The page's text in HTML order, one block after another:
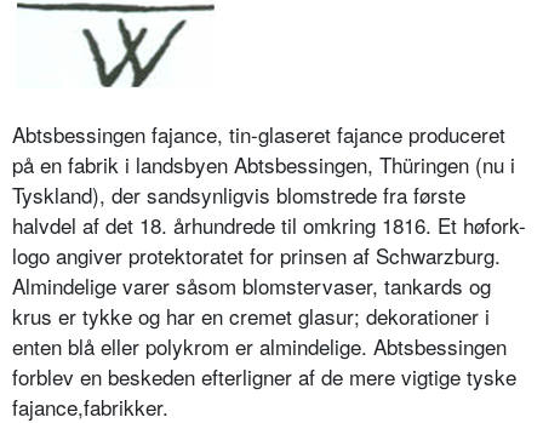
Abtsbessingen fajance, tin-glaseret fajance produceret
på en fabrik i landsbyen Abtsbessingen, Thüringen (nu i
Tyskland), der sandsynligvis blomstrede fra første
halvdel af det 18. århundrede til omkring 1816. Et høfork-
logo angiver protektoratet for prinsen af Schwarzburg.
Almindelige varer såsom blomstervaser, tankards og
krus er tykke og har en cremet glasur; dekorationer i
enten blå eller polykrom er almindelige. Abtsbessingen
forblev en beskeden efterligner af de mere vigtige tyske
fajance,fabrikker.